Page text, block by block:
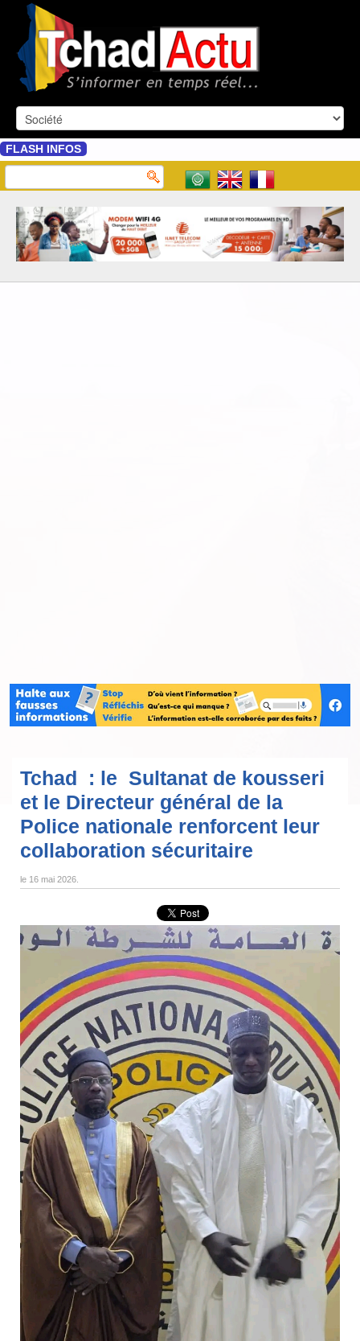
FLASH INFOS
Tchad : le Sultanat de kousseri
et le Directeur général de la
Police nationale renforcent leur
collaboration sécuritaire
le 16 mai 2026